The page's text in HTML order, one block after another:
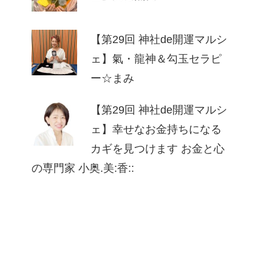
【第29回 神社de開運マルシ
ェ】氣・龍神＆勾玉セラピ
ー☆まみ
【第29回 神社de開運マルシ
ェ】幸せなお⾦持ちになる
カギを⾒つけます お⾦と⼼
の専⾨家 ⼩奥.美:⾹::